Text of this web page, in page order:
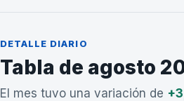
DETALLE DIARIO
Tabla de agosto
El mes tuvo una variación de